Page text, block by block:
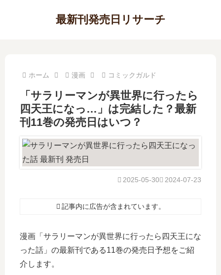
最新刊発売日リサーチ
ホーム 漫画 コミックガルド
「サラリーマンが異世界に行ったら
四天王になっ…」は完結した？最新
刊11巻の発売日はいつ？
2024-07-23
2025-05-30
記事内に広告が含まれています。
漫画「サラリーマンが異世界に行ったら四天王にな
った話」の最新刊である11巻の発売日予想をご紹
介します。